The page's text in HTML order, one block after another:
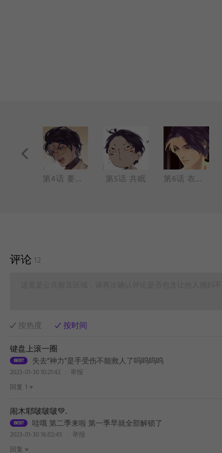
第4话 要吃还是要命！？ 第5话 共眠 第6话 衣服实在太短了
评论 12
按热度
按时间
键盘上滚一圈
失去“神力”是手受伤不能救人了吗呜呜呜
2023-01-30 10:21:42
举报
回复 1
闹木耶啵啵啵💚.
哇哦 第二季来啦 第一季早就全部解锁了
2023-01-30 16:02:45
举报
回复